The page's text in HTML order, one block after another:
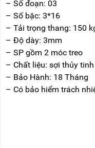
– Số đoạn: 03
– Số bậc: 3*16
– Tải trọng thang: 150
– Độ dày: 3mm
– SP gồm 2 móc treo
– Chất liệu: sợi thủy
– Bảo Hành: 18 Tháng
– Có bảo hiểm trách